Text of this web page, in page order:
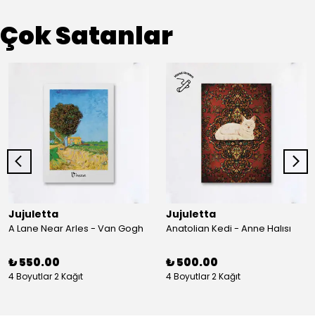
Çok Satanlar
Jujuletta
A Lane Near Arles - Van Gogh
₺ 550.00
4 Boyutlar 2 Kağıt
Jujuletta
Anatolian Kedi - Anne Halısı
₺ 500.00
4 Boyutlar 2 Kağıt